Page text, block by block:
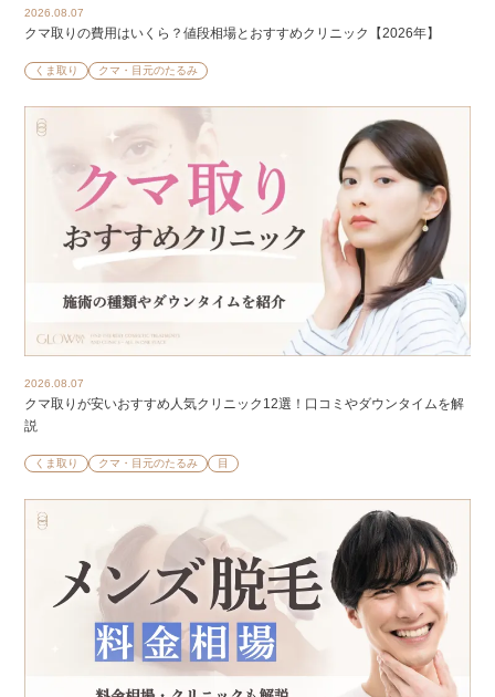
2026.08.07
クマ取りの費用はいくら？値段相場とおすすめクリニック【2026年】
くま取り クマ・目元のたるみ
2026.08.07
クマ取りが安いおすすめ人気クリニック12選！口コミやダウンタイムを解
説
くま取り クマ・目元のたるみ 目